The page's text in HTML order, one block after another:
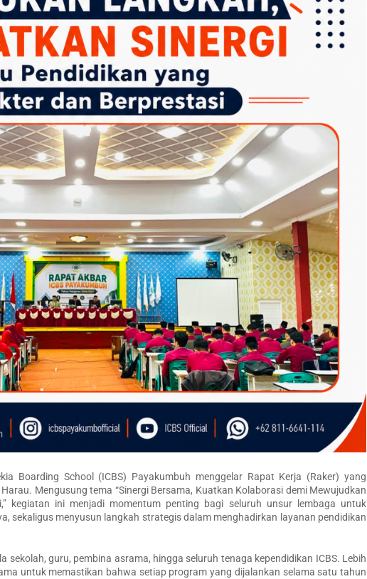
Boarding School (ICBS) Payakumbuh menggelar Rapat Kerja (Raker) yang
Mengusung tema “Sinergi Bersama, Kuatkan Kolaborasi demi Mewujudkan
kegiatan ini menjadi momentum penting bagi seluruh unsur lembaga untuk
sekaligus menyusun langkah strategis dalam menghadirkan layanan pendidikan
guru, pembina asrama, hingga seluruh tenaga kependidikan ICBS. Lebih
untuk memastikan bahwa setiap program yang dijalankan selama satu tahun